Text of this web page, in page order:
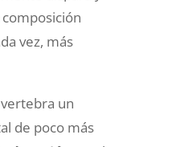
vez, más
un
de poco más